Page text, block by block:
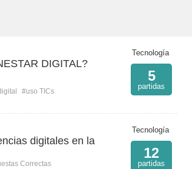
DIGITAL?
#uso TICs
Tecnología
5
partidas
digitales en la
Correctas
Tecnología
12
partidas